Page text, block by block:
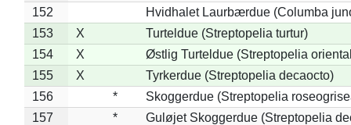
152
Hvidhalet Laurbærdue (Columba
153
X
Turteldue (Streptopelia turtur)
154
X
Østlig Turteldue (Streptopelia
155
X
Tyrkerdue (Streptopelia decaocto)
156
*
Skoggerdue (Streptopelia
157
*
Guløjet Skoggerdue (Streptopelia